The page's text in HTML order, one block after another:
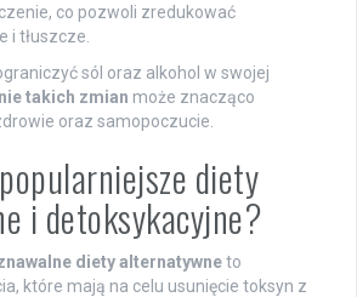
co pozwoli zredukować
i tłuszcze.
sól oraz alkohol w swojej
takich zmian może znacząco
oraz samopoczucie.
diety
i detoksykacyjne?
diety alternatywneto
które mają na celu usunięcie toksyn z